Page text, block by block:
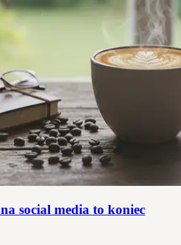
social media to koniec